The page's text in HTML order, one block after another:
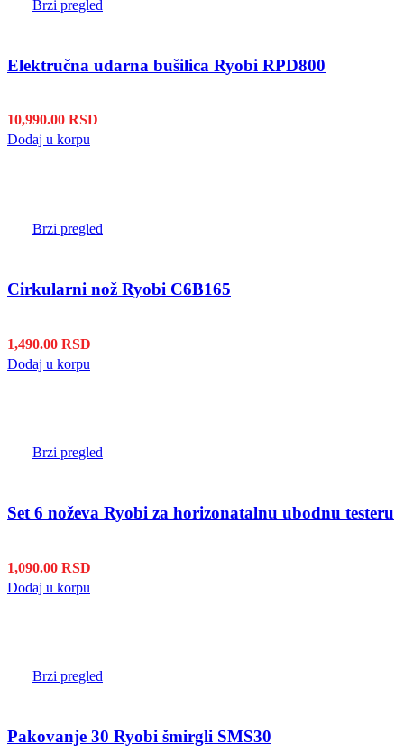
Brzi pregled
Elektručna udarna bušilica Ryobi RPD800
10,990.00 RSD
Dodaj u korpu
Brzi pregled
Cirkularni nož Ryobi C6B165
1,490.00 RSD
Dodaj u korpu
Brzi pregled
Set 6 noževa Ryobi za horizonatalnu ubodnu testeru
1,090.00 RSD
Dodaj u korpu
Brzi pregled
Pakovanje 30 Ryobi šmirgli SMS30